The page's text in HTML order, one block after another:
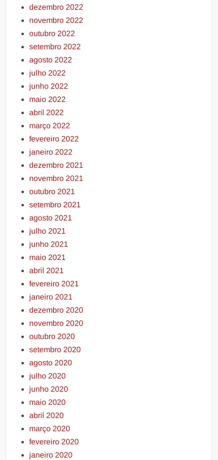
dezembro 2022
novembro 2022
outubro 2022
setembro 2022
agosto 2022
julho 2022
junho 2022
maio 2022
abril 2022
março 2022
fevereiro 2022
janeiro 2022
dezembro 2021
novembro 2021
outubro 2021
setembro 2021
agosto 2021
julho 2021
junho 2021
maio 2021
abril 2021
fevereiro 2021
janeiro 2021
dezembro 2020
novembro 2020
outubro 2020
setembro 2020
agosto 2020
julho 2020
junho 2020
maio 2020
abril 2020
março 2020
fevereiro 2020
janeiro 2020